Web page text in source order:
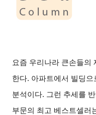
요즘 우리나라 큰손들의
한다. 아파트에서 빌딩
분석이다. 그런 추세를
부문의 최고 베스트셀러